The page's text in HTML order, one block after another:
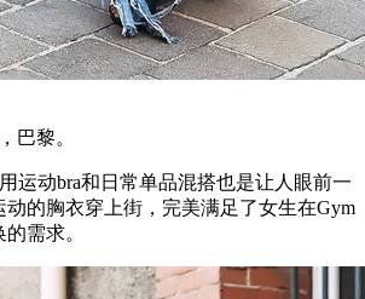
黎。
动bra和日常单品混搭也是让人眼前一
的胸衣穿上街，完美满足了女生在Gym
需求。